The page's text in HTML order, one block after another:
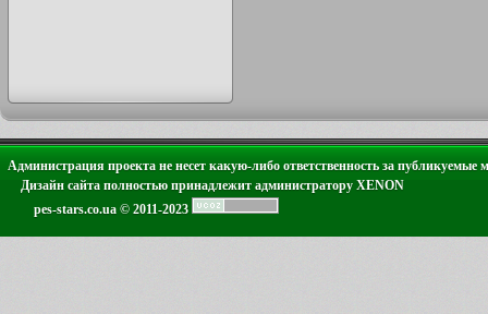
Администрация проекта не несет какую-либо ответственность за публикуемые
Дизайн сайта полностью принадлежит администратору XENON
pes-stars.co.ua © 2011-2023